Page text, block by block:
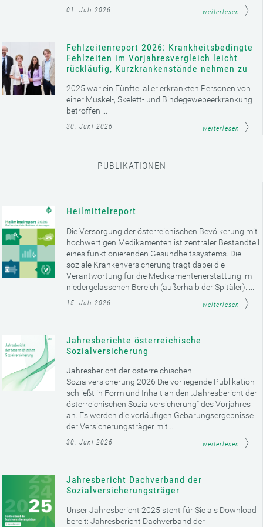
01. Juli 2026 weiterlesen
Fehlzeitenreport 2026: Krankheitsbedingte
Fehlzeiten im Vorjahresvergleich leicht
rückläufig, Kurzkrankenstände nehmen zu
2025 war ein Fünftel aller erkrankten Personen von
einer Muskel-, Skelett- und Bindegewebeerkrankung
betroffen ...
30. Juni 2026 weiterlesen
PUBLIKATIONEN
Heilmittelreport
Die Versorgung der österreichischen Bevölkerung mit
hochwertigen Medikamenten ist zentraler Bestandteil
eines funktionierenden Gesundheitssystems. Die
soziale Krankenversicherung trägt dabei die
Verantwortung für die Medikamentenerstattung im
niedergelassenen Bereich (außerhalb der Spitäler). ...
15. Juli 2026 weiterlesen
Jahresberichte österreichische
Sozialversicherung
Jahresbericht der österreichischen
Sozialversicherung 2026 Die vorliegende Publikation
schließt in Form und Inhalt an den „Jahresbericht der
österreichischen Sozialversicherung“ des Vorjahres
an. Es werden die vorläufigen Gebarungsergebnisse
der Versicherungsträger mit ...
30. Juni 2026 weiterlesen
Jahresbericht Dachverband der
Sozialversicherungsträger
Unser Jahresbericht 2025 steht für Sie als Download
bereit: Jahresbericht Dachverband der